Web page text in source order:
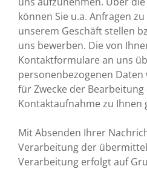
können Sie u.a. Anfragen
unserem Geschäft stellen
uns bewerben. Die von
Kontaktformulare an uns
personenbezogenen
für Zwecke der
Kontaktaufnahme zu Ihnen
Mit Absenden Ihrer
Verarbeitung der
Verarbeitung erfolgt auf